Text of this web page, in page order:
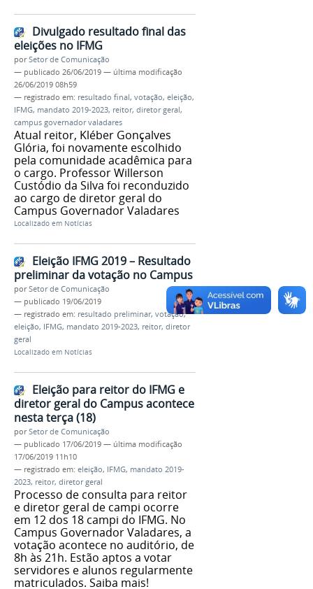
Divulgado resultado final das
eleições no IFMG
porSetor de Comunicação
— publicado 26/06/2019 — última modificação
26/06/2019 08h59
— registrado em: resultado final, votação, eleição,
IFMG, mandato 2019-2023, reitor, diretor geral,
campus governador valadares
Atual reitor, Kléber Gonçalves
Glória, foi novamente escolhido
pela comunidade acadêmica para
o cargo. Professor Willerson
Custódio da Silva foi reconduzido
ao cargo de diretor geral do
Campus Governador Valadares
Localizado em Notícias
Eleição IFMG 2019 – Resultado
preliminar da votação no Campus
porSetor de Comunicação
— publicado 19/06/2019
— registrado em: resultado preliminar, votação,
eleição, IFMG, mandato 2019-2023, reitor, diretor
geral
Localizado em Notícias
Eleição para reitor do IFMG e
diretor geral do Campus acontece
nesta terça (18)
porSetor de Comunicação
— publicado 17/06/2019 — última modificação
17/06/2019 11h10
— registrado em: eleição, IFMG, mandato 2019-
2023, reitor, diretor geral
Processo de consulta para reitor
e diretor geral de campi ocorre
em 12 dos 18 campi do IFMG. No
Campus Governador Valadares, a
votação acontece no auditório, de
8h às 21h. Estão aptos a votar
servidores e alunos regularmente
matriculados. Saiba mais!